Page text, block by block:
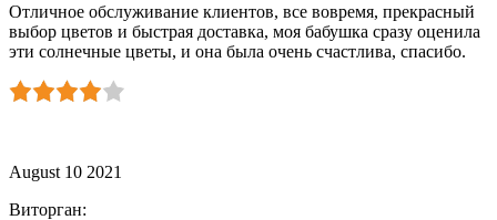
Отличное обслуживание клиентов, все вовремя, прекрасный
выбор цветов и быстрая доставка, моя бабушка сразу оценила
эти солнечные цветы, и она была очень счастлива, спасибо.
August 10 2021
Виторган: